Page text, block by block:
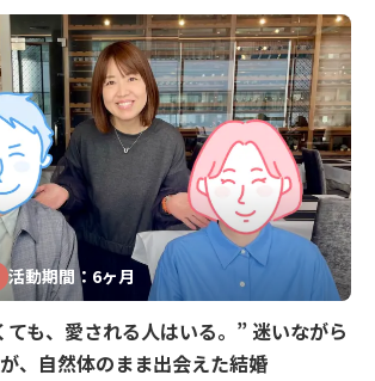
活動期間：6ヶ月
も、愛される人はいる。” 迷いながら
、自然体のまま出会えた結婚